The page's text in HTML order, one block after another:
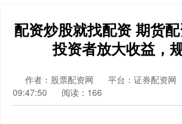
配资炒股就找配资 期货
投资者放大收益，
作者：股票配资网 平台：证券配资网
09:47:50
阅读：166